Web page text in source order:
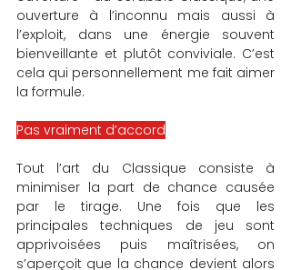
ouverture à l’inconnu mais aussi à
l’exploit, dans une énergie souvent
bienveillante et plutôt conviviale. C’est
cela qui personnellement me fait aimer
la formule.
Pas vraiment d’accord
Tout l’art du Classique consiste à
minimiser la part de chance causée
par le tirage. Une fois que les
principales techniques de jeu sont
apprivoisées puis maîtrisées, on
s’aperçoit que la chance devient alors